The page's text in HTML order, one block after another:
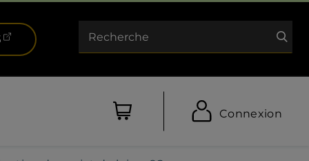
(ouvre dans un nouvel onglet)
Connexion